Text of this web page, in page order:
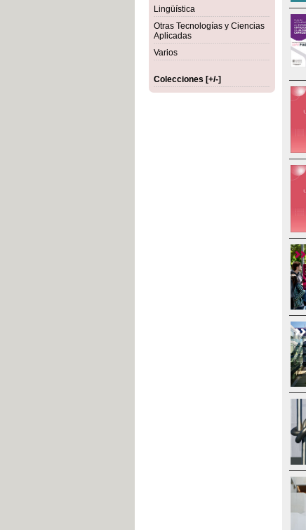
Lingüística
Otras Tecnologías y Ciencias
Aplicadas
Varios
Colecciones [+/-]